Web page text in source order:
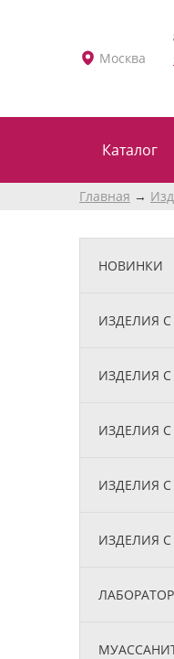
Москва
Каталог
Главная
НОВИНКИ
ИЗДЕЛИЯ
ИЗДЕЛИЯ
ИЗДЕЛИЯ
ИЗДЕЛИЯ
ИЗДЕЛИЯ